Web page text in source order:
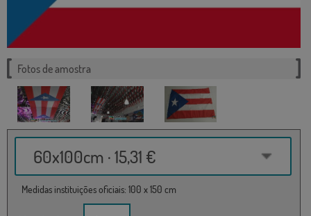
Fotos de amostra
60x100cm · 15,31 €
Medidas instituições oficiais: 100 x 150 cm